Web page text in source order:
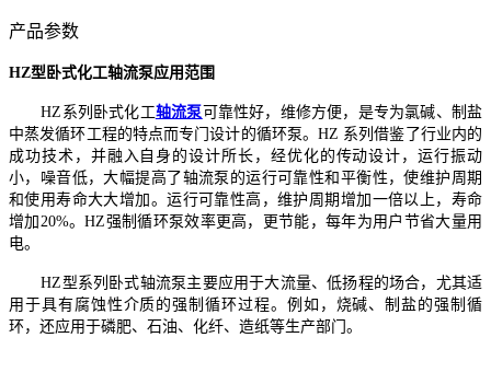
产品参数
HZ型卧式化工轴流泵应用范围
HZ系列卧式化工轴流泵 可靠性好，维修方便，是专为氯碱、制盐
中蒸发循环工程的特点而专门设计的循环泵。HZ 系列借鉴了行业内的
成功技术，并融入自身的设计所长，经优化的传动设计，运行振动
小，噪音低，大幅提高了轴流泵的运行可靠性和平衡性，使维护周期
和使用寿命大大增加。运行可靠性高，维护周期增加一倍以上，寿命
增加20%。HZ强制循环泵效率更高，更节能，每年为用户节省大量用
电。
HZ型系列卧式轴流泵主要应用于大流量、低扬程的场合，尤其适
用于具有腐蚀性介质的强制循环过程。例如，烧碱、制盐的强制循
环，还应用于磷肥、石油、化纤、造纸等生产部门。